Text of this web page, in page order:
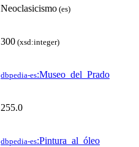
Neoclasicismo (es)
300 (xsd:integer)
dbpedia-es:Museo_del_Prado
255.0
dbpedia-es:Pintura_al_óleo